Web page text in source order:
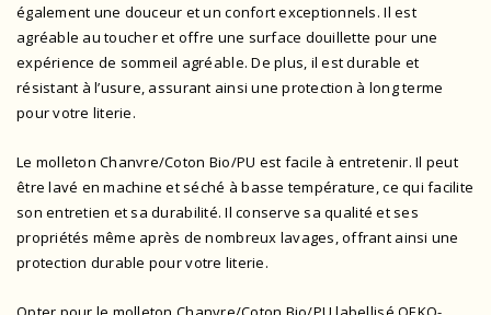
également une douceur et un confort exceptionnels. Il est
agréable au toucher et offre une surface douillette pour une
expérience de sommeil agréable. De plus, il est durable et
résistant à l’usure, assurant ainsi une protection à long terme
pour votre literie.
Le molleton Chanvre/Coton Bio/PU est facile à entretenir. Il peut
être lavé en machine et séché à basse température, ce qui facilite
son entretien et sa durabilité. Il conserve sa qualité et ses
propriétés même après de nombreux lavages, offrant ainsi une
protection durable pour votre literie.